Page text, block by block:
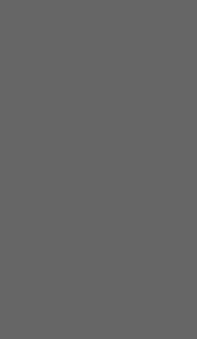
петли.